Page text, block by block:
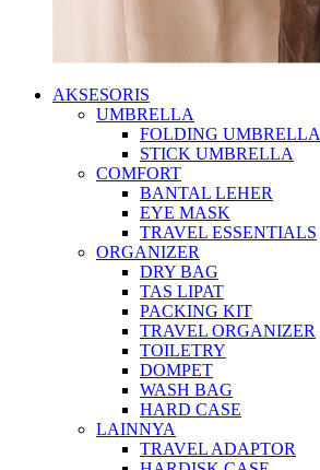
AKSESORIS
UMBRELLA
FOLDING UMBRELLA
STICK UMBRELLA
COMFORT
BANTAL LEHER
EYE MASK
TRAVEL ESSENTIALS
ORGANIZER
DRY BAG
TAS LIPAT
PACKING KIT
TRAVEL ORGANIZER
TOILETRY
DOMPET
WASH BAG
HARD CASE
LAINNYA
TRAVEL ADAPTOR